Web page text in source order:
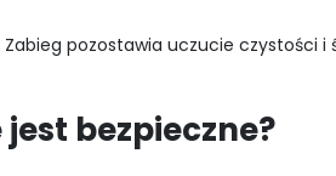
Zabieg pozostawia uczucie czystości
bezpieczne?